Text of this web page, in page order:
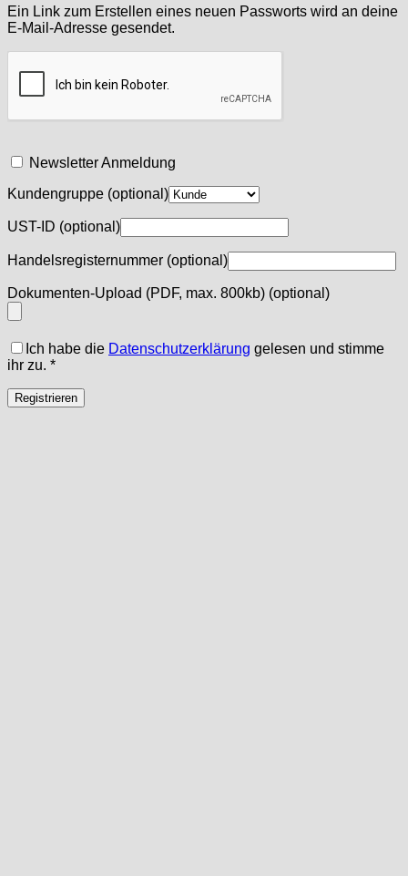
Ein Link zum Erstellen eines neuen Passworts wird an deine
E-Mail-Adresse gesendet.
Newsletter Anmeldung
Kundengruppe (optional)
UST-ID (optional)
Handelsregisternummer (optional)
Dokumenten-Upload (PDF, max. 800kb) (optional)
Ich habe die Datenschutzerklärung gelesen und stimme
ihr zu. *
Registrieren